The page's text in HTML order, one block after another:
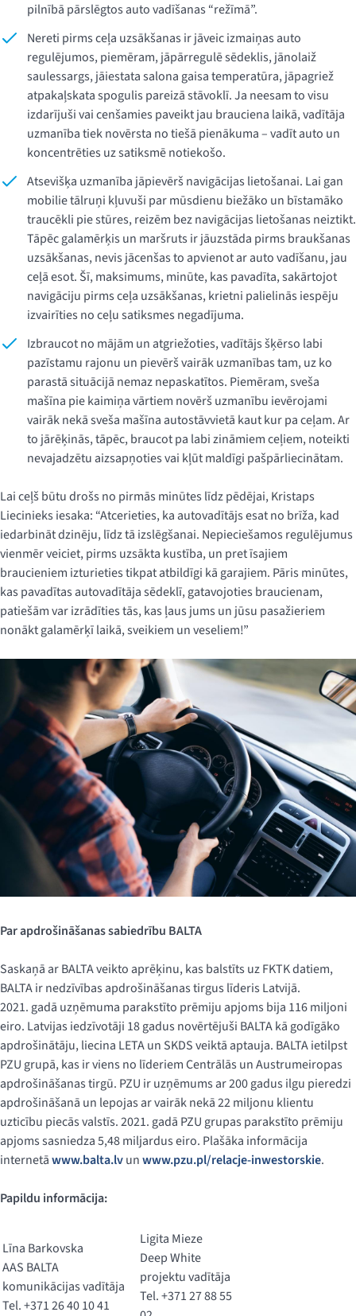
pilnībā pārslēgtos auto vadīšanas “režīmā”.
Nereti pirms ceļa uzsākšanas ir jāveic izmaiņas auto
regulējumos, piemēram, jāpārregulē sēdeklis, jānolaiž
saulessargs, jāiestata salona gaisa temperatūra, jāpagriež
atpakaļskata spogulis pareizā stāvoklī. Ja neesam to visu
izdarījuši vai cenšamies paveikt jau brauciena laikā, vadītāja
uzmanība tiek novērsta no tiešā pienākuma – vadīt auto un
koncentrēties uz satiksmē notiekošo.
Atsevišķa uzmanība jāpievērš navigācijas lietošanai. Lai gan
mobilie tālruņi kļuvuši par mūsdienu biežāko un bīstamāko
traucēkli pie stūres, reizēm bez navigācijas lietošanas neiztikt.
Tāpēc galamērķis un maršruts ir jāuzstāda pirms braukšanas
uzsākšanas, nevis jācenšas to apvienot ar auto vadīšanu, jau
ceļā esot. Šī, maksimums, minūte, kas pavadīta, sakārtojot
navigāciju pirms ceļa uzsākšanas, krietni palielinās iespēju
izvairīties no ceļu satiksmes negadījuma.
Izbraucot no mājām un atgriežoties, vadītājs šķērso labi
pazīstamu rajonu un pievērš vairāk uzmanības tam, uz ko
parastā situācijā nemaz nepaskatītos. Piemēram, sveša
mašīna pie kaimiņa vārtiem novērš uzmanību ievērojami
vairāk nekā sveša mašīna autostāvvietā kaut kur pa ceļam. Ar
to jārēķinās, tāpēc, braucot pa labi zināmiem ceļiem, noteikti
nevajadzētu aizsapņoties vai kļūt maldīgi pašpārliecinātam.
Lai ceļš būtu drošs no pirmās minūtes līdz pēdējai, Kristaps
Liecinieks iesaka: “Atcerieties, ka autovadītājs esat no brīža, kad
iedarbināt dzinēju, līdz tā izslēgšanai. Nepieciešamos regulējumus
vienmēr veiciet, pirms uzsākta kustība, un pret īsajiem
braucieniem izturieties tikpat atbildīgi kā garajiem. Pāris minūtes,
kas pavadītas autovadītāja sēdeklī, gatavojoties braucienam,
patiešām var izrādīties tās, kas ļaus jums un jūsu pasažieriem
nonākt galamērķī laikā, sveikiem un veseliem!”
Par apdrošināšanas sabiedrību BALTA
Saskaņā ar BALTA veikto aprēķinu, kas balstīts uz FKTK datiem,
BALTA ir nedzīvības apdrošināšanas tirgus līderis Latvijā.
2021. gadā uzņēmuma parakstīto prēmiju apjoms bija 116 miljoni
eiro. Latvijas iedzīvotāji 18 gadus novērtējuši BALTA kā godīgāko
apdrošinātāju, liecina LETA un SKDS veiktā aptauja. BALTA ietilpst
PZU grupā, kas ir viens no līderiem Centrālās un Austrumeiropas
apdrošināšanas tirgū. PZU ir uzņēmums ar 200 gadus ilgu pieredzi
apdrošināšanā un lepojas ar vairāk nekā 22 miljonu klientu
uzticību piecās valstīs. 2021. gadā PZU grupas parakstīto prēmiju
apjoms sasniedza 5,48 miljardus eiro. Plašāka informācija
internetāwww.balta.lvunwww.pzu.pl/relacje-inwestorskie.
Papildu informācija:
Līna Barkovska
AAS BALTA
komunikācijas vadītāja
Tel. +371 26 40 10 41
Ligita Mieze
Deep White
projektu vadītāja
Tel. +371 27 88 55